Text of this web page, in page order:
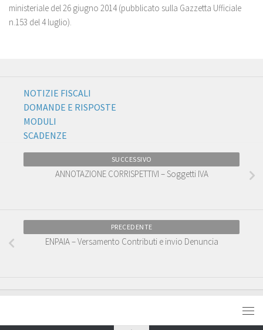
ministeriale del 26 giugno 2014 (pubblicato sulla Gazzetta Ufficiale
n.153 del 4 luglio).
NOTIZIE FISCALI
DOMANDE E RISPOSTE
MODULI
SCADENZE
SUCCESSIVO
ANNOTAZIONE CORRISPETTIVI – Soggetti IVA
PRECEDENTE
ENPAIA – Versamento Contributi e invio Denuncia